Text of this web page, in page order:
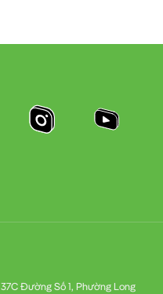
37C Đường Số 1, Phường Long